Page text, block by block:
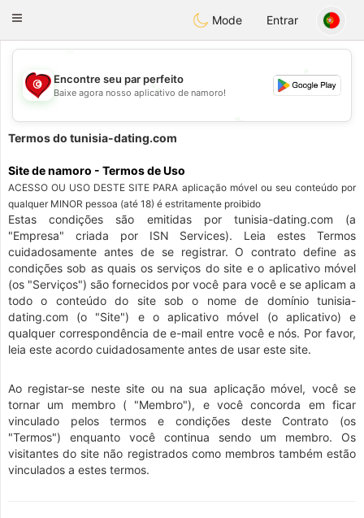
Tunisia Dating
Toggle
Mode Entrar
💖
💕
Encontre seu par perfeito
Baixe agora nosso aplicativo de namoro!
Termos do tunisia-dating.com
Site de namoro - Termos de Uso
ACESSO OU USO DESTE SITE PARA aplicação móvel ou seu conteúdo por
qualquer MINOR pessoa (até 18) é estritamente proibido
Estas condições são emitidas por tunisia-dating.com (a
"Empresa" criada por ISN Services). Leia estes Termos
cuidadosamente antes de se registrar. O contrato define as
condições sob as quais os serviços do site e o aplicativo móvel
(os "Serviços") são fornecidos por você para você e se aplicam a
todo o conteúdo do site sob o nome de domínio tunisia-
dating.com (o "Site") e o aplicativo móvel (o aplicativo) e
qualquer correspondência de e-mail entre você e nós. Por favor,
leia este acordo cuidadosamente antes de usar este site.
Ao registar-se neste site ou na sua aplicação móvel, você se
tornar um membro ( "Membro"), e você concorda em ficar
vinculado pelos termos e condições deste Contrato (os
"Termos") enquanto você continua sendo um membro. Os
visitantes do site não registrados como membros também estão
vinculados a estes termos.